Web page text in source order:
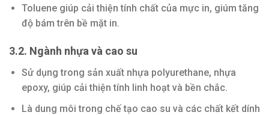
Toluene giúp cải thiện tính chất của mực in, giúm tăng
độ bám trên bề mặt in.
3.2. Ngành nhựa và cao su
Sử dụng trong sản xuất nhựa polyurethane, nhựa
epoxy, giúp cải thiện tính linh hoạt và bền chắc.
Là dung môi trong chế tạo cao su và các chất kết dính